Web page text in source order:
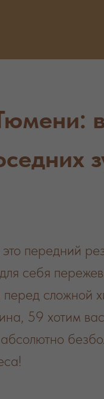
передний
себя
сложной
59 хотим вас